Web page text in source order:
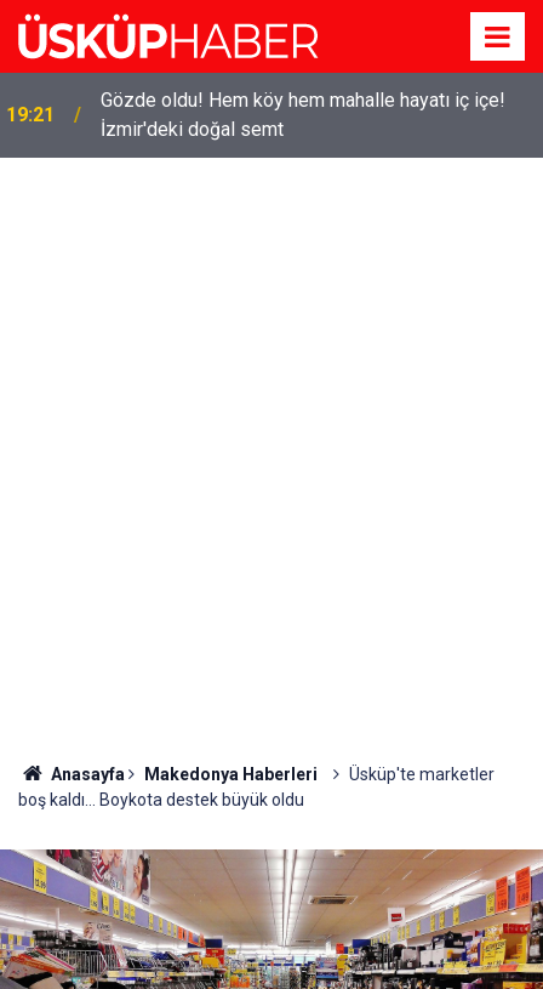
19:21
Gözde oldu! Hem köy hem mahalle hayatı iç içe!
İzmir'deki doğal semt
Anasayfa Makedonya Haberleri
Üsküp'te marketler
boş kaldı... Boykota destek büyük oldu